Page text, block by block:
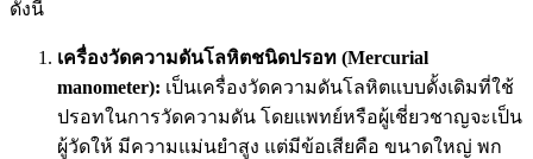
ดังนี้
เครื่องวัดความดันโลหิตชนิดปรอท (Mercurial
manometer): เป็นเครื่องวัดความดันโลหิตแบบดั้งเดิมที่ใช้
ปรอทในการวัดความดัน โดยแพทย์หรือผู้เชี่ยวชาญจะเป็น
ผู้วัดให้ มีความแม่นยำสูง แต่มีข้อเสียคือ ขนาดใหญ่ พก